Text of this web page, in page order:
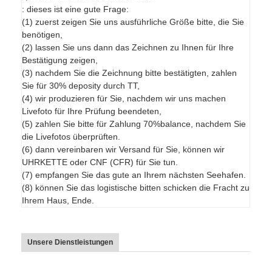
: dieses ist eine gute Frage:
(1) zuerst zeigen Sie uns ausführliche Größe bitte, die Sie
benötigen,
(2) lassen Sie uns dann das Zeichnen zu Ihnen für Ihre
Bestätigung zeigen,
(3) nachdem Sie die Zeichnung bitte bestätigten, zahlen
Sie für 30% deposity durch TT,
(4) wir produzieren für Sie, nachdem wir uns machen
Livefoto für Ihre Prüfung beendeten,
(5) zahlen Sie bitte für Zahlung 70%balance, nachdem Sie
die Livefotos überprüften.
(6) dann vereinbaren wir Versand für Sie, können wir
UHRKETTE oder CNF (CFR) für Sie tun.
(7) empfangen Sie das gute an Ihrem nächsten Seehafen.
(8) können Sie das logistische bitten schicken die Fracht zu
Ihrem Haus, Ende.
Unsere Dienstleistungen